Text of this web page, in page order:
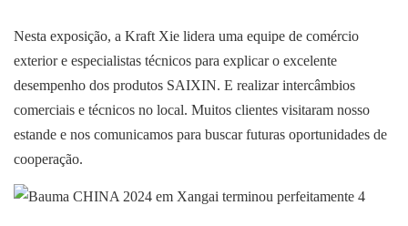
Nesta exposição, a Kraft Xie lidera uma equipe de comércio
exterior e especialistas técnicos para explicar o excelente
desempenho dos produtos SAIXIN. E realizar intercâmbios
comerciais e técnicos no local. Muitos clientes visitaram nosso
estande e nos comunicamos para buscar futuras oportunidades de
cooperação.